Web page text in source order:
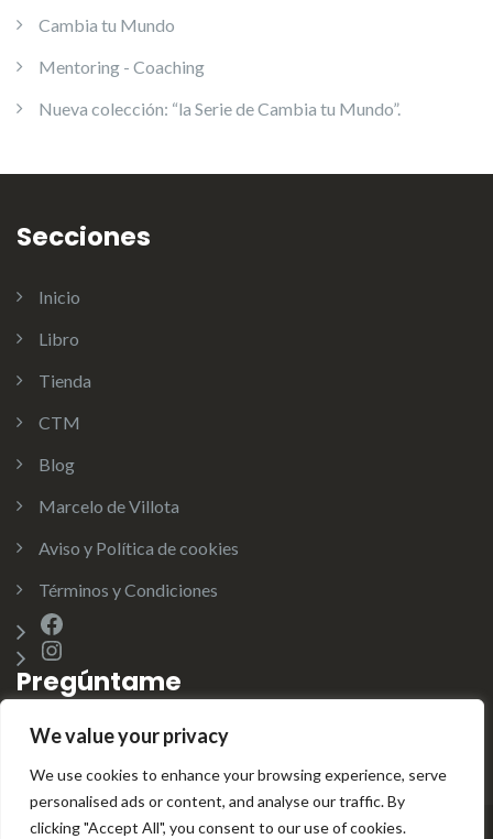
We value your privacy
We use cookies to enhance your browsing experience, serve
personalised ads or content, and analyse our traffic. By
clicking "Accept All", you consent to our use of cookies.
Cambia tu Mundo
Mentoring - Coaching
Nueva colección: “la Serie de Cambia tu Mundo”.
Secciones
Inicio
Libro
Tienda
CTM
Blog
Marcelo de Villota
Aviso y Política de cookies
Términos y Condiciones
Facebook
Instagram
Pregúntame
info@marcelodevillota.com